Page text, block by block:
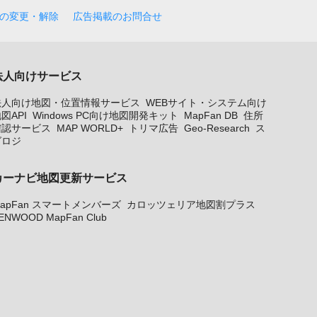
変更・解除
広告掲載のお問合せ
人向けサービス
向け地図・位置情報サービス
WEBサイト・システム向け
API Windows PC向け地図開発キット MapFan DB 住所
サービス
MAP WORLD+ トリマ広告 Geo-Research
ス
ジ
ーナビ地図更新サービス
スマートメンバーズ カロッツェリア地図割プラス
MapFan Club